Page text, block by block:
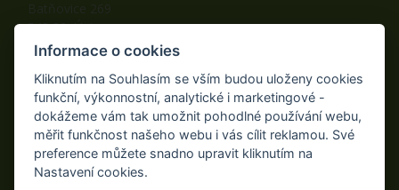
542 32, Úpice
Telefon: +420 498 100 050
Fax: +420 498 100 051
E-mail:info@ama-zahrada.cz
Web:www.ama-zahrada.cz
NAJDETE NÁS TAKÉ NA:
Informace o cookies
Kliknutím na Souhlasím se vším budou uloženy cookies
funkční, výkonnostní, analytické i marketingové -
dokážeme vám tak umožnit pohodlné používání webu,
měřit funkčnost našeho webu i vás cílit reklamou. Své
preference můžete snadno upravit kliknutím na
Nastavení cookies.